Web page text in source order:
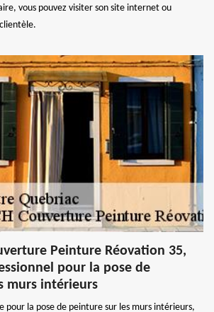
vous pouvez visiter son site internet ou
Peinture Réovation 35,
pour la pose de
murs intérieurs
pour la pose de peinture sur les murs intérieurs,